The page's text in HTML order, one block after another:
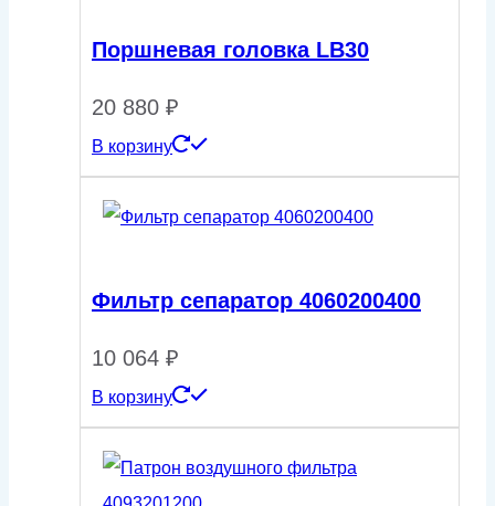
Поршневая головка LB30
20 880 ₽
В корзину
Фильтр сепаратор 4060200400
10 064 ₽
В корзину